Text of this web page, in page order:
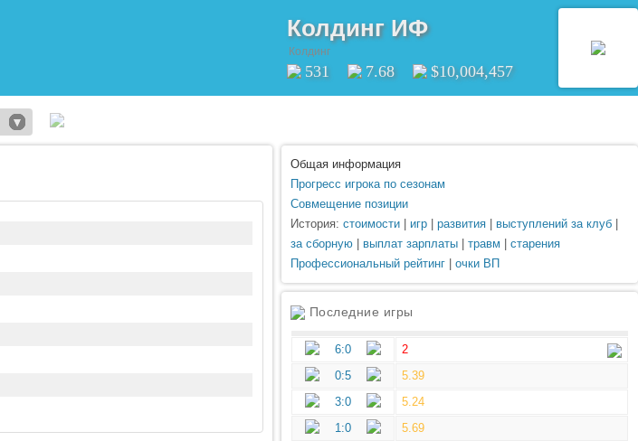
Колдинг ИФ
Колдинг
531 7.68 $10,004,457
Общая информация
Прогресс игрока по сезонам
Совмещение позиции
История: стоимости игр развития выступлений за клуб
за сборную
выплат зарплаты травм
старения
Профессиональный рейтинг
очки ВП
Последние игры
6:0
2
0:5
5.39
3:0
5.24
1:0
5.69